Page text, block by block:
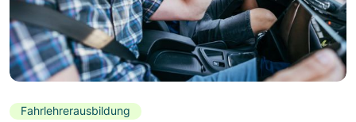
Fahrlehrerausbildung